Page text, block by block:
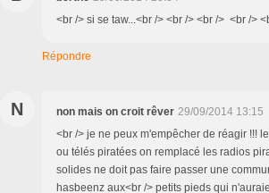
<br /> si se taw...<br /> <br /> <br /> <br />
Répondre
N non mais on croit rêver 29/09/2014 13:15
<br /> je ne peux m'empêcher de réagir !!!
ou télés piratées on remplacé les radios
solides ne doit pas faire passer une
hasbeenz aux<br /> petits pieds qui